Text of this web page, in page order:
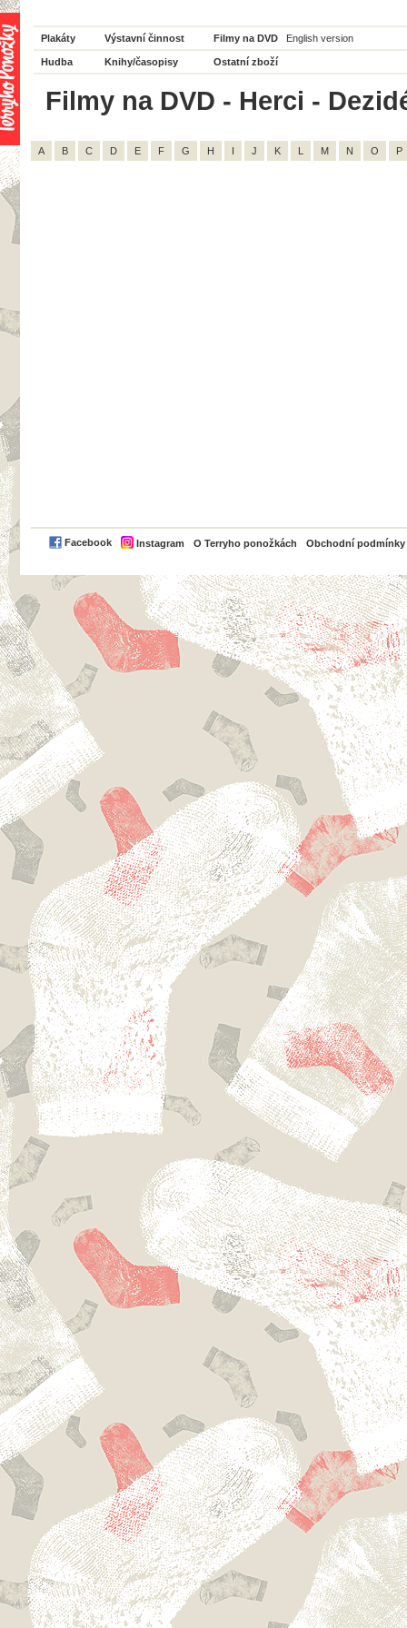
Plakáty Výstavní činnost Filmy na DVD English version
Hudba Knihy/časopisy Ostatní zboží
Filmy na DVD - Herci -
A B C D E F G H I J K L M N O P
Facebook Instagram O Terryho ponožkách Obchodní podmínky
PayPal